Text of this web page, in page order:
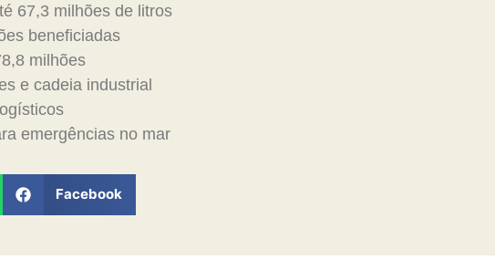
67,3 milhões de litros
beneficiadas
milhões
e cadeia industrial
emergências no mar
Facebook